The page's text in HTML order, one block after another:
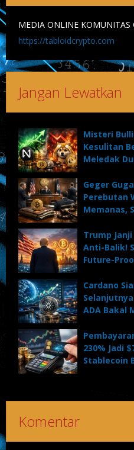
MEDIA ONLINE KOMUNITAS
https://tabloidcrypto.com
Jangan Lewatkan
Misteri
Kesulitan
Meledak
Geger
Perebutan
Memanas,
Trump
Anti-Balik!
Future-
Cardano
ADA Bakal
230% Jadi
Stablecoin
Komentar